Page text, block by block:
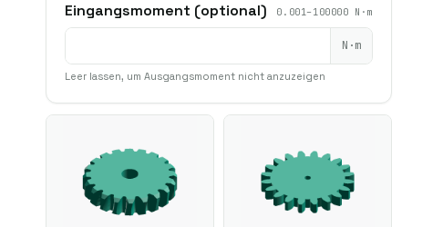
Eingangsmoment (optional) 0.001–100000 N·m
N·m
Leer lassen, um Ausgangsmoment nicht anzuzeigen